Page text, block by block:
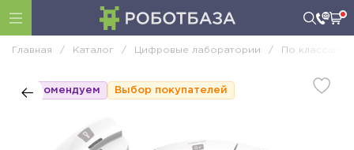
Главная / Каталог / Цифровые лаборатории / По классам
Рекомендуем Выбор покупателей